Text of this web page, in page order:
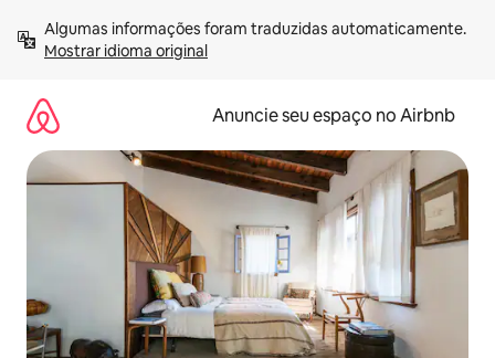
para
Mostrar idioma original
Anuncie seu espaço no Airbnb